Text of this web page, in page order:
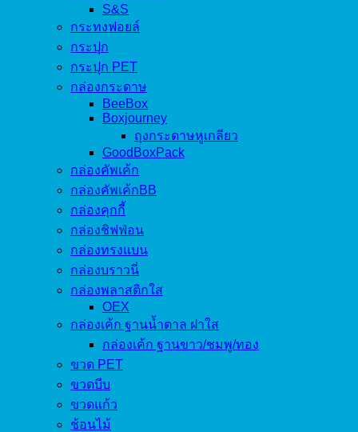
S&S
กระทงฟอยล์
กระปุก
กระปุก PET
กล่องกระดาษ
BeeBox
Boxjourney
ถุงกระดาษหูเกลียว
GoodBoxPack
กล่องคัพเค้ก
กล่องคัพเค้กBB
กล่องคุกกี้
กล่องชิฟฟ่อน
กล่องทรงแบน
กล่องบราวนี่
กล่องพลาสติกใส
OEX
กล่องเค้ก ฐานน้ำตาล ฝาใส
กล่องเค้ก ฐานขาว/ชมพู/ทอง
ขวด PET
ขวดบีบ
ขวดแก้ว
ช้อนไม้